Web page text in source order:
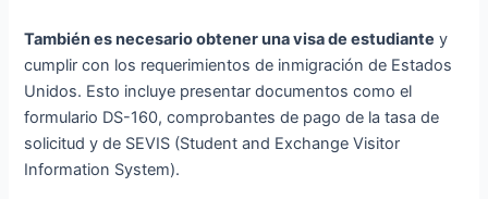
También es necesario obtener una visa de estudiante y
cumplir con los requerimientos de inmigración de Estados
Unidos. Esto incluye presentar documentos como el
formulario DS-160, comprobantes de pago de la tasa de
solicitud y de SEVIS (Student and Exchange Visitor
Information System).